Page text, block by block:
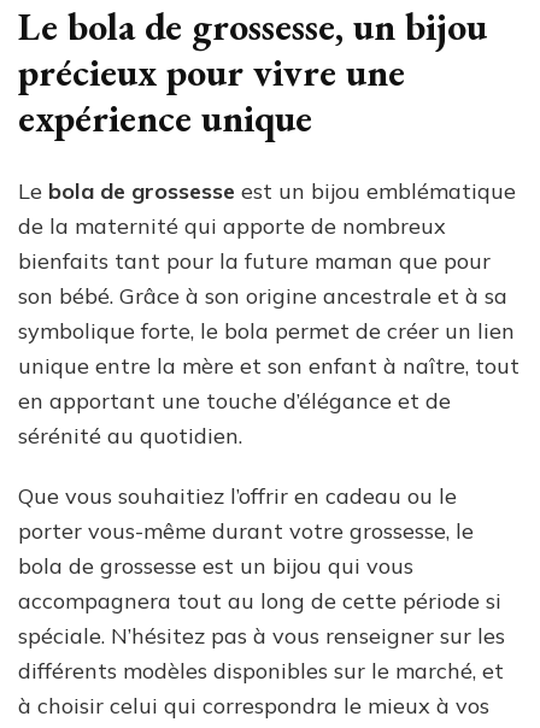
Le bola de grossesse, un bijou
précieux pour vivre une
expérience unique
Le bola de grossesse est un bijou emblématique
de la maternité qui apporte de nombreux
bienfaits tant pour la future maman que pour
son bébé. Grâce à son origine ancestrale et à sa
symbolique forte, le bola permet de créer un lien
unique entre la mère et son enfant à naître, tout
en apportant une touche d’élégance et de
sérénité au quotidien.
Que vous souhaitiez l’offrir en cadeau ou le
porter vous-même durant votre grossesse, le
bola de grossesse est un bijou qui vous
accompagnera tout au long de cette période si
spéciale. N’hésitez pas à vous renseigner sur les
différents modèles disponibles sur le marché, et
à choisir celui qui correspondra le mieux à vos